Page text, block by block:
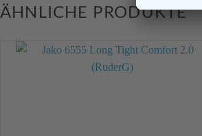
ÄHNLICHE PRODUKTE